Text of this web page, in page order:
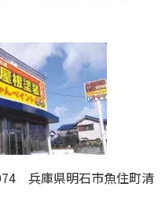
兵庫県明石市魚住町清